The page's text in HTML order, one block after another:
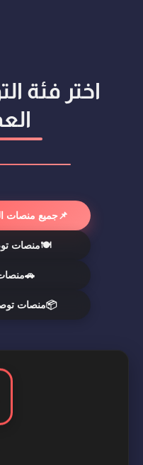
اختر فئة
📌جميع منصات
🍽️منصات
🚗
📦منصات